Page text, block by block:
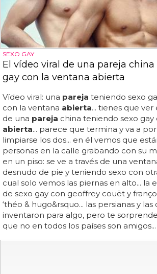
SEXO GAY
El vídeo viral de una pareja
gay con la ventana abierta
Vídeo viral: una pareja teniendo sexo
con la ventana abierta... tienes que ver
de una pareja china teniendo sexo gay
abierta... parece que termina y va a
limpiarse los dos... en él vemos que
personas en la calle grabando con su
en un piso: se ve a través de una
desnudo de pie y teniendo sexo con
cual solo vemos las piernas en alto... la
de sexo gay con geoffrey couët y
‘théo & hugo&rsquo... las persianas y las
inventaron para algo, pero te
que no en todos los países son amigos...